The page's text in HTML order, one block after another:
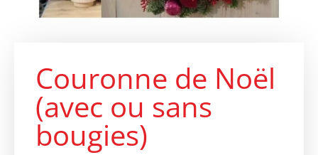
Couronne de Noël
(avec ou sans
bougies)